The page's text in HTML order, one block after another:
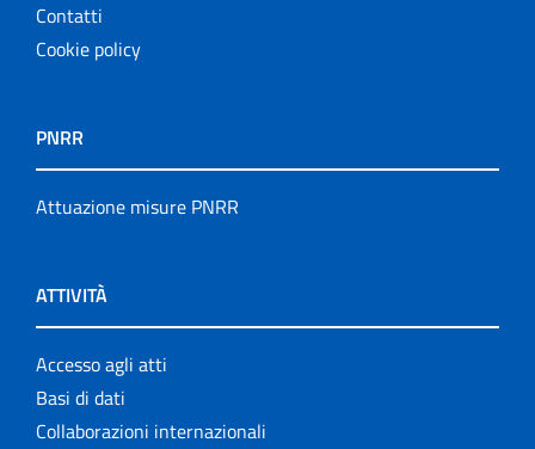
Contatti
Cookie policy
PNRR
Attuazione misure PNRR
ATTIVITÀ
Accesso agli atti
Basi di dati
Collaborazioni internazionali